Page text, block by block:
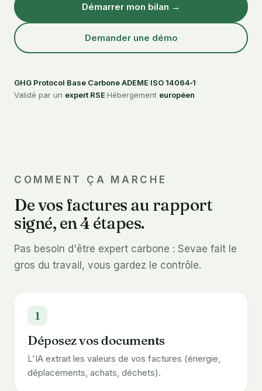
Démarrer mon bilan →
Demander une démo
GHG Protocol·Base Carbone ADEME·ISO 14064‑1·
Validé par un expert RSE·Hébergement européen
COMMENT ÇA MARCHE
De vos factures au rapport
signé, en 4 étapes.
Pas besoin d'être expert carbone : Sevae fait le
gros du travail, vous gardez le contrôle.
1
Déposez vos documents
L'IA extrait les valeurs de vos factures (énergie,
déplacements, achats, déchets).